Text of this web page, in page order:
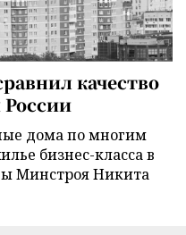
качество
дома по многим
бизнес-класса в
Минстроя Никита